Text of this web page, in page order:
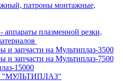
патроны монтажные,
плазменной резки,
и запчасти на Мультиплаз-3500
и запчасти на Мультиплаз-7500
15000
"МУЛЬТИПЛАЗ"